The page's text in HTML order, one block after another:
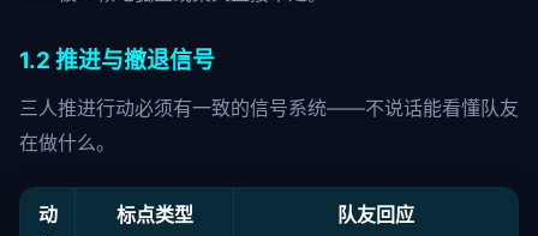
1.2 推进与撤退信号
三人推进行动必须有一致的信号系统——不说话能看懂队友
在做什么。
动
标点类型 队友回应